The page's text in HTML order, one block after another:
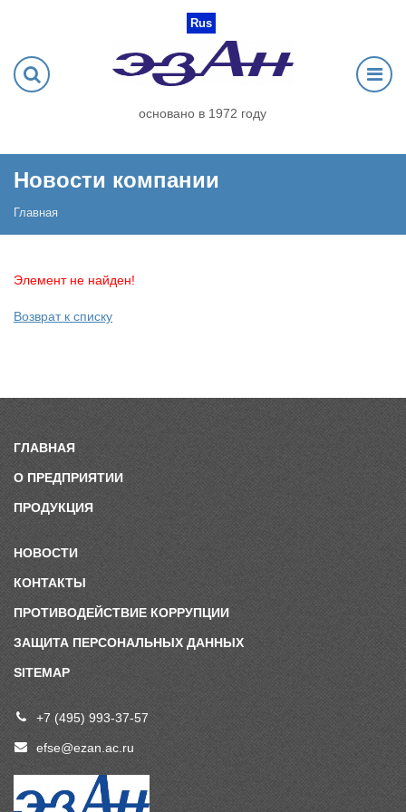
Rus
основано в 1972 году
Новости компании
Главная
Элемент не найден!
Возврат к списку
ГЛАВНАЯ
О ПРЕДПРИЯТИИ
ПРОДУКЦИЯ
НОВОСТИ
КОНТАКТЫ
ПРОТИВОДЕЙСТВИЕ КОРРУПЦИИ
ЗАЩИТА ПЕРСОНАЛЬНЫХ ДАННЫХ
SITEMAP
+7 (495) 993-37-57
efse@ezan.ac.ru